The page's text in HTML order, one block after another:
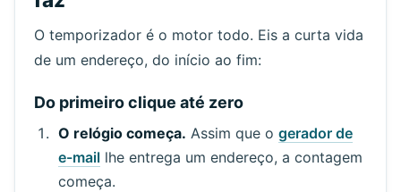
Remetente Assunto Ação
O temporizador é o motor todo. Eis a curta vida
de um endereço, do início ao fim:
Do primeiro clique até zero
O relógio começa. Assim que o gerador de
e-maillhe entrega um endereço, a contagem
começa.